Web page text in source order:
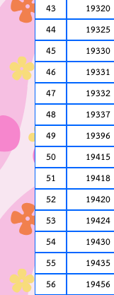
43 19320
44 19325
45 19330
46 19331
47 19332
48 19337
49 19396
50 19415
51 19418
52 19420
53 19424
54 19430
55 19435
56 19456